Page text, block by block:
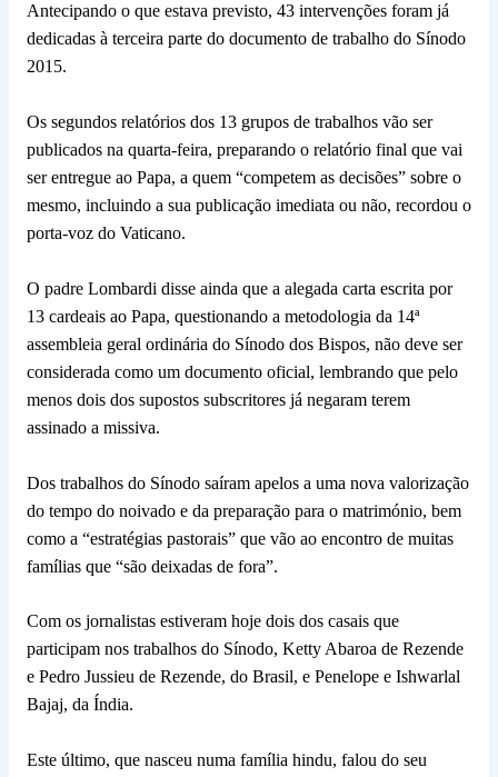
Antecipando o que estava previsto, 43 intervenções foram já
dedicadas à terceira parte do documento de trabalho do Sínodo
2015.
Os segundos relatórios dos 13 grupos de trabalhos vão ser
publicados na quarta-feira, preparando o relatório final que vai
ser entregue ao Papa, a quem “competem as decisões” sobre o
mesmo, incluindo a sua publicação imediata ou não, recordou o
porta-voz do Vaticano.
O padre Lombardi disse ainda que a alegada carta escrita por
13 cardeais ao Papa, questionando a metodologia da 14ª
assembleia geral ordinária do Sínodo dos Bispos, não deve ser
considerada como um documento oficial, lembrando que pelo
menos dois dos supostos subscritores já negaram terem
assinado a missiva.
Dos trabalhos do Sínodo saíram apelos a uma nova valorização
do tempo do noivado e da preparação para o matrimónio, bem
como a “estratégias pastorais” que vão ao encontro de muitas
famílias que “são deixadas de fora”.
Com os jornalistas estiveram hoje dois dos casais que
participam nos trabalhos do Sínodo, Ketty Abaroa de Rezende
e Pedro Jussieu de Rezende, do Brasil, e Penelope e Ishwarlal
Bajaj, da Índia.
Este último, que nasceu numa família hindu, falou do seu